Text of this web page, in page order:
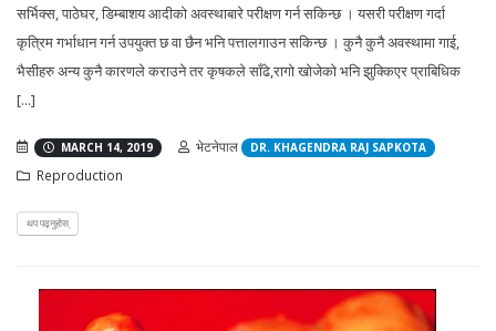
सर्भिक्स, पाठेघर, डिम्बाशय आदीको अवस्थाबारे परीक्षण गर्न सकिन्छ । यसरी परीक्षण गर्दा
कृत्रिम गर्भाधान गर्न उपयुक्त छ वा छैन भनि पत्तालगाउन सकिन्छ । कुनै कुनै अवस्थामा गाई,
भैसीहरु अन्य कुनै कारणले कराउने तर कृषकले साँढे,रागो खोजेको भनि झुक्किएर प्राबिधिक
[...]
MARCH 14, 2019 भेटनेपाल DR. KHAGENDRA RAJ SAPKOTA
Reproduction
थप पढ्नुहोस्